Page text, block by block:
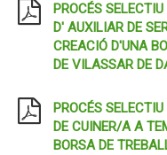
PROCÉS
D' AUXILIAR DE
CREACIÓ D'UNA
DE VILASSAR DE
PROCÉS
DE CUINER/A A
BORSA DE